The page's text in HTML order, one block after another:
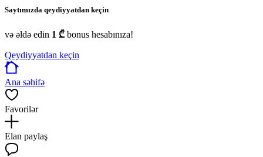
Saytımızda qeydiyyatdan keçin
və əldə edin 1 ₾ bonus hesabınıza!
Qeydiyyatdan keçin
Ana səhifə
Favorilər
Elan paylaş